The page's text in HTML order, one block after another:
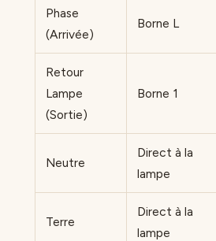
Phase
(Arrivée)
Borne L
Retour
Lampe
(Sortie)
Borne 1
Neutre
Direct à la
lampe
Terre
Direct à la
lampe